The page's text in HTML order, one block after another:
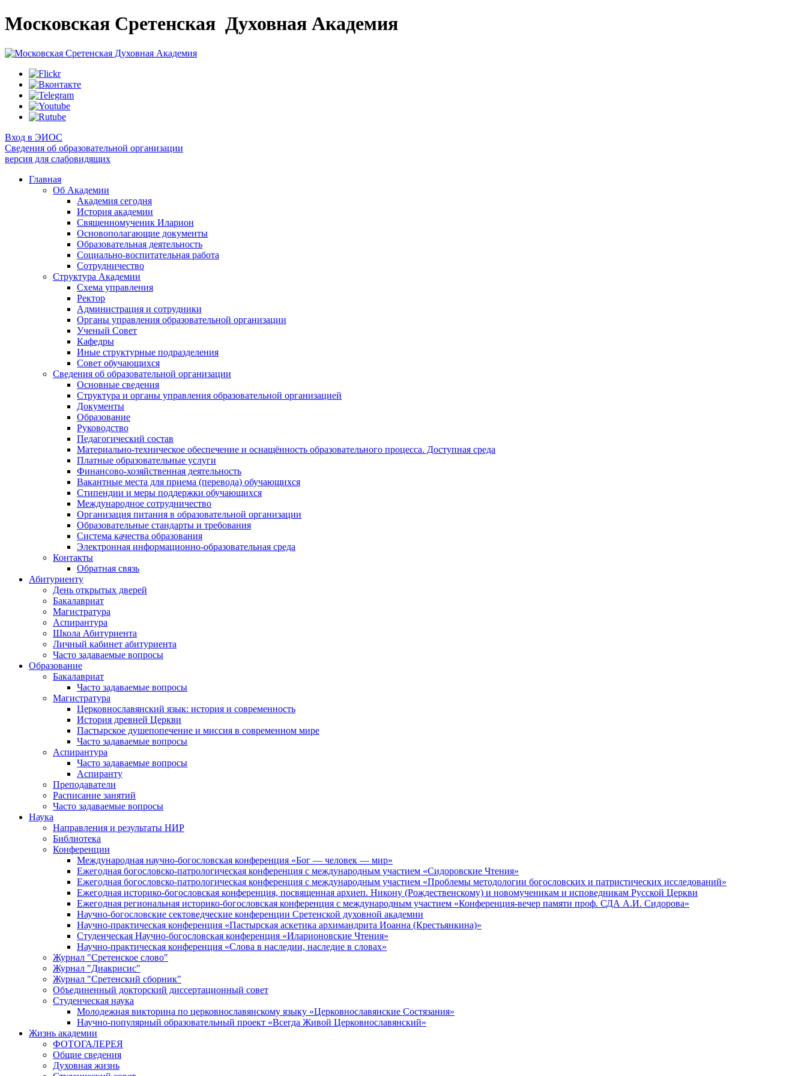
Московская Сретенская Духовная Академия
Вход в ЭИОС
Сведения об образовательной организации
версия для слабовидящих
Главная
Об Академии
Академия сегодня
История академии
Священномученик Иларион
Основополагающие документы
Образовательная деятельность
Социально-воспитательная работа
Сотрудничество
Структура Академии
Схема управления
Ректор
Администрация и сотрудники
Органы управления образовательной организации
Ученый Совет
Кафедры
Иные структурные подразделения
Совет обучающихся
Сведения об образовательной организации
Основные сведения
Структура и органы управления образовательной организацией
Документы
Образование
Руководство
Педагогический состав
Материально-техническое обеспечение и оснащённость образовательного процесса. Доступная среда
Платные образовательные услуги
Финансово-хозяйственная деятельность
Вакантные места для приема (перевода) обучающихся
Стипендии и меры поддержки обучающихся
Международное сотрудничество
Организация питания в образовательной организации
Образовательные стандарты и требования
Система качества образования
Электронная информационно-образовательная среда
Контакты
Обратная связь
Абитуриенту
День открытых дверей
Бакалавриат
Магистратура
Аспирантура
Школа Абитуриента
Личный кабинет абитуриента
Часто задаваемые вопросы
Образование
Бакалавриат
Часто задаваемые вопросы
Магистратура
Церковнославянский язык: история и современность
История древней Церкви
Пастырское душепопечение и миссия в современном мире
Часто задаваемые вопросы
Аспирантура
Часто задаваемые вопросы
Аспиранту
Преподаватели
Расписание занятий
Часто задаваемые вопросы
Наука
Направления и результаты НИР
Библиотека
Конференции
Международная научно-богословская конференция «Бог — человек — мир»
Ежегодная богословско-патрологическая конференция с международным участием «Сидоровские Чтения»
Ежегодная богословско-патрологическая конференция с международным участием «Проблемы методологии богословских и патристических исследований»
Ежегодная историко-богословская конференция, посвященная архиеп. Никону (Рождественскому) и новомученикам и исповедникам Русской Церкви
Ежегодная региональная историко-богословская конференция с международным участием «Конференция-вечер памяти проф. СДА А.И. Сидорова»
Научно-богословские сектоведческие конференции Сретенской духовной академии
Научно-практическая конференция «Пастырская аскетика архимандрита Иоанна (Крестьянкина)»
Студенческая Научно-богословская конференция «Иларионовские Чтения»
Научно-практическая конференция «Cлова в наследии, наследие в словах»
Журнал "Сретенское слово"
Журнал "Диакрисис"
Журнал "Сретенский сборник"
Объединенный докторский диссертационный совет
Студенческая наука
Молодежная викторина по церковнославянскому языку «Церковнославянские Состязания»
Научно-популярный образовательный проект «Всегда Живой Церковнославянский»
Жизнь академии
ФОТОГАЛЕРЕЯ
Общие сведения
Духовная жизнь